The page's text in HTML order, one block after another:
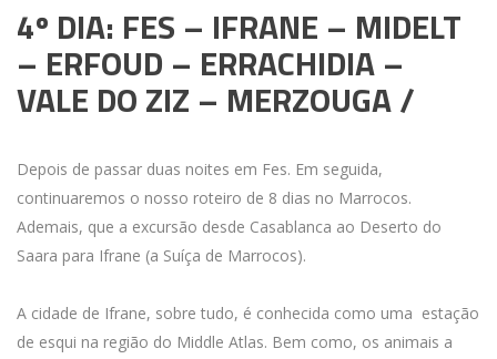
4º DIA: FES – IFRANE – MIDELT
– ERFOUD – ERRACHIDIA –
VALE DO ZIZ – MERZOUGA /
Depois de passar duas noites em Fes. Em seguida,
continuaremos o nosso roteiro de 8 dias no Marrocos.
Ademais, que a excursão desde Casablanca ao Deserto do
Saara para Ifrane (a Suíça de Marrocos).
A cidade de Ifrane, sobre tudo, é conhecida como uma estação
de esqui na região do Middle Atlas. Bem como, os animais a